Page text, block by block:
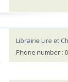
Librairie Lire et
Phone number :